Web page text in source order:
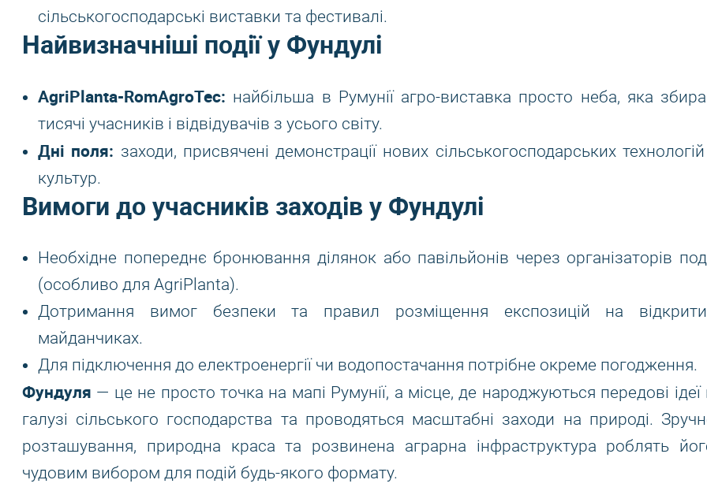
сільськогосподарські виставки та фестивалі.
Найвизначніші події у Фундулі
AgriPlanta-RomAgroTec: найбільша в Румунії агро-виставка просто неба, яка
тисячі учасників і відвідувачів з усього світу.
Дні поля: заходи, присвячені демонстрації нових сільськогосподарських технологій
культур.
Вимоги до учасників заходів у Фундулі
Необхідне попереднє бронювання ділянок або павільйонів через організаторів
(особливо для AgriPlanta).
Дотримання вимог безпеки та правил розміщення експозицій на
майданчиках.
Для підключення до електроенергії чи водопостачання потрібне окреме погодження.
Фундуля — це не просто точка на мапі Румунії, а місце, де народжуються передові ідеї
галузі сільського господарства та проводяться масштабні заходи на природі.
розташування, природна краса та розвинена аграрна інфраструктура роблять
чудовим вибором для подій будь-якого формату.